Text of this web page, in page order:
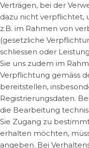
Verträgen, bei der
dazu nicht verpflichtet,
z.B. im Rahmen von
(gesetzliche
schliessen oder
Sie uns zudem im
Verpflichtung gemäss
bereitstellen,
Registrierungsdaten.
die Bearbeitung
Sie Zugang zu
erhalten möchten,
angeben. Bei